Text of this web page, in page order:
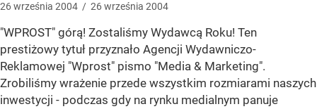
26września 2004 / 26września 2004
"WPROST" górą! Zostaliśmy Wydawcą Roku! Ten
prestiżowy tytuł przyznało Agencji Wydawniczo-
Reklamowej "Wprost" pismo "Media & Marketing".
Zrobiliśmy wrażenie przede wszystkim rozmiarami naszych
inwestycji - podczas gdy na rynku medialnym panuje